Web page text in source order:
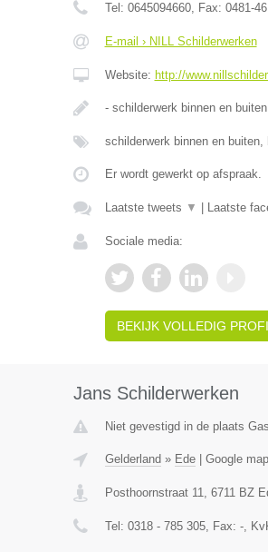
Tel: 0645094660, Fax: 0481-
E-mail › NILL Schilderwerken
Website: http://
- schilderwerk binnen en buiten
schilderwerk binnen en
Er wordt gewerkt op afspraak.
Laatste tweets ▼ Laatste
Sociale media:
BEKIJK VOLLEDIG
Jans Schilderwerken
Niet gevestigd in de plaats
Gelderland » Ede| Google
Posthoornstraat 11, 6711 BZ
Tel: 0318 - 785 305, Fax: -,